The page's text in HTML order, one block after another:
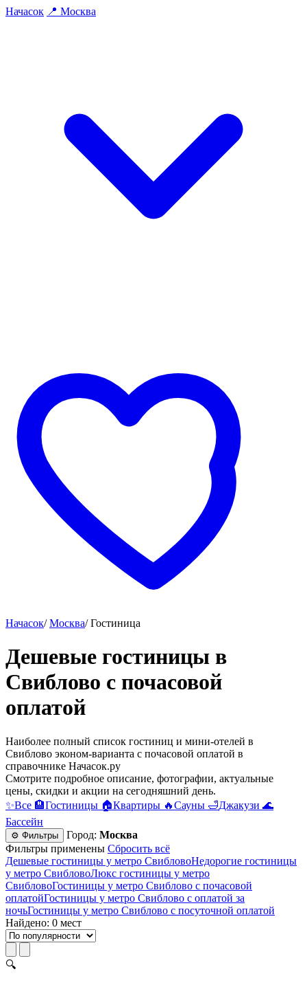
Начасок 📍 Москва
Начасок/ Москва/ Гостиница
Дешевые гостиницы в
Свиблово c почасовой
оплатой
Наиболее полный список гостиниц и мини-отелей в
Свиблово эконом-варианта c почасовой оплатой в
справочнике Начасок.ру
Смотрите подробное описание, фотографии, актуальные
цены, скидки и акции на сегодняшний день.
✨Все 🏨Гостиницы 🏠Квартиры 🔥Сауны 🛁Джакузи 🌊
Бассейн
⚙ Фильтры Город: Москва
Фильтры применены Сбросить всё
Дешевые гостиницы у метро СвибловоНедорогие гостиницы
у метро СвибловоЛюкс гостиницы у метро
СвибловоГостиницы у метро Свиблово c почасовой
оплатойГостиницы у метро Свиблово с оплатой за
ночьГостиницы у метро Свиблово c посуточной оплатой
Найдено: 0 мест
🔍